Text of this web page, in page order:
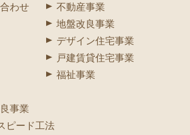
わせ
不動産事業
地盤改良事業
デザイン住宅事業
戸建賃貸住宅事業
福祉事業
事業
ピード工法